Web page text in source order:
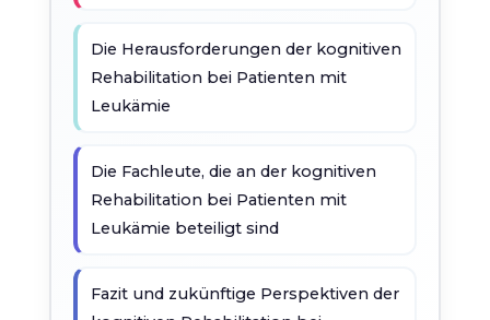
Die Herausforderungen der kognitiven
Rehabilitation bei Patienten mit
Leukämie
Die Fachleute, die an der kognitiven
Rehabilitation bei Patienten mit
Leukämie beteiligt sind
Fazit und zukünftige Perspektiven der